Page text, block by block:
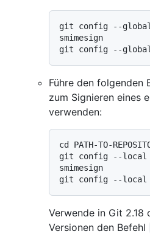
git config --global
smimesign
Führe den folgenden
zum Signieren eines
verwenden:
cd PATH-TO-
git config --local
smimesign
Verwende in Git 2.18
Versionen den Befehl